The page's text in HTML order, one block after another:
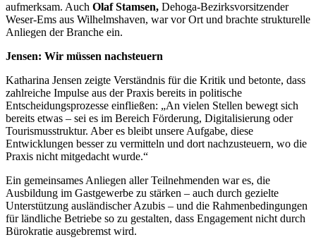
aufmerksam. Auch Olaf Stamsen, Dehoga-Bezirksvorsitzender
Weser-Ems aus Wilhelmshaven, war vor Ort und brachte strukturelle
Anliegen der Branche ein.
Jensen: Wir müssen nachsteuern
Katharina Jensen zeigte Verständnis für die Kritik und betonte, dass
zahlreiche Impulse aus der Praxis bereits in politische
Entscheidungsprozesse einfließen: „An vielen Stellen bewegt sich
bereits etwas – sei es im Bereich Förderung, Digitalisierung oder
Tourismusstruktur. Aber es bleibt unsere Aufgabe, diese
Entwicklungen besser zu vermitteln und dort nachzusteuern, wo die
Praxis nicht mitgedacht wurde.“
Ein gemeinsames Anliegen aller Teilnehmenden war es, die
Ausbildung im Gastgewerbe zu stärken – auch durch gezielte
Unterstützung ausländischer Azubis – und die Rahmenbedingungen
für ländliche Betriebe so zu gestalten, dass Engagement nicht durch
Bürokratie ausgebremst wird.